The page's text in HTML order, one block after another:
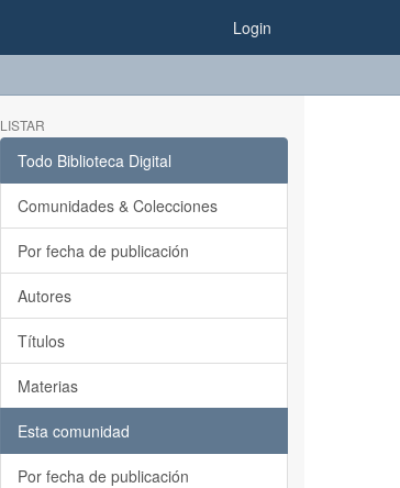
Login
LISTAR
Todo Biblioteca Digital
Comunidades & Colecciones
Por fecha de publicación
Autores
Títulos
Materias
Esta comunidad
Por fecha de publicación